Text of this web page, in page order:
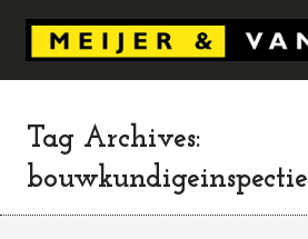
Tag Archives:
bouwkundigeinspectie